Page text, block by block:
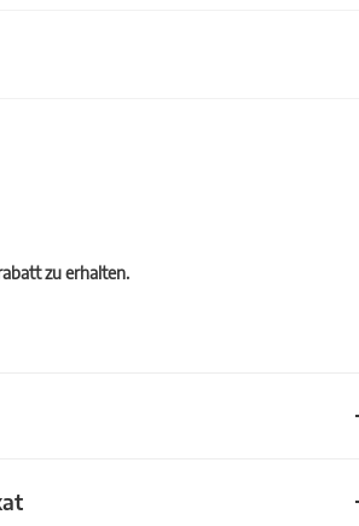
zu erhalten.